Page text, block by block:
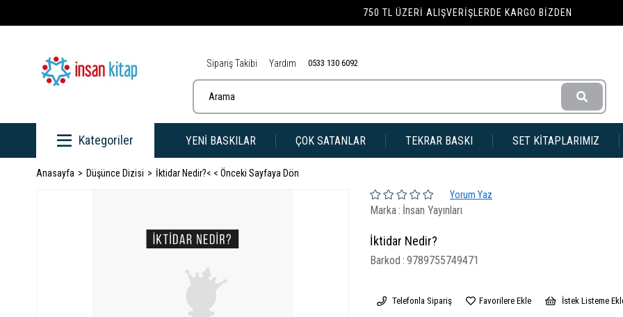
750 TL ÜZERI ALIŞVERIŞLERDE KARGO BIZDEN
Sipariş Takibi Yardım 0533 130 6092
YENİ BASKILAR ÇOK SATANLAR TEKRAR BASKI SET KİTAPLARIMIZ
Kategoriler
Anasayfa Düşünce Dizisi İktidar Nedir?< < Önceki Sayfaya Dön
Yorum Yaz
Marka: İnsan Yayınları
İktidar Nedir?
Barkod : 9789755749471
Telefonla Sipariş Favorilere Ekle İstek Listeme